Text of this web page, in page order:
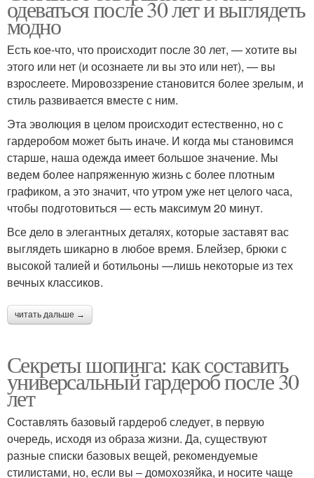
одеваться после 30 лет и выглядеть
модно
Есть кое-что, что происходит после 30 лет, — хотите вы
этого или нет (и осознаете ли вы это или нет), — вы
взрослеете. Мировоззрение становится более зрелым, и
стиль развивается вместе с ним.
Эта эволюция в целом происходит естественно, но с
гардеробом может быть иначе. И когда мы становимся
старше, наша одежда имеет большое значение. Мы
ведем более напряженную жизнь с более плотным
графиком, а это значит, что утром уже нет целого часа,
чтобы подготовиться — есть максимум 20 минут.
Все дело в элегантных деталях, которые заставят вас
выглядеть шикарно в любое время. Блейзер, брюки с
высокой талией и ботильоны —лишь некоторые из тех
вечных классиков.
читать дальше →
Секреты шопинга: как составить
универсальный гардероб после 30
лет
Составлять базовый гардероб следует, в первую
очередь, исходя из образа жизни. Да, существуют
разные списки базовых вещей, рекомендуемые
стилистами, но, если вы – домохозяйка, и носите чаще